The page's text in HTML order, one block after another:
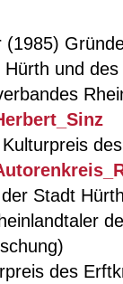
(1985)
und
Stadt
des